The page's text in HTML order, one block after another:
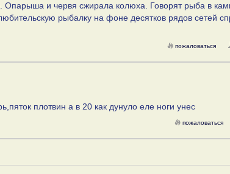
Опарыша и червя сжирала колюха. Говорят рыба в
рыбалку на фоне десятков рядов сетей
пожаловаться
плотвин а в 20 как дунуло еле ноги унес
пожаловаться